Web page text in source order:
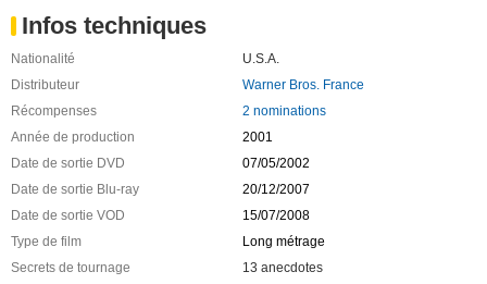
Infos techniques
Nationalité
U.S.A.
Distributeur
Warner Bros. France
Récompenses
2 nominations
Année de production
2001
Date de sortie DVD
07/05/2002
Date de sortie Blu-ray
20/12/2007
Date de sortie VOD
15/07/2008
Type de film
Long métrage
Secrets de tournage
13 anecdotes